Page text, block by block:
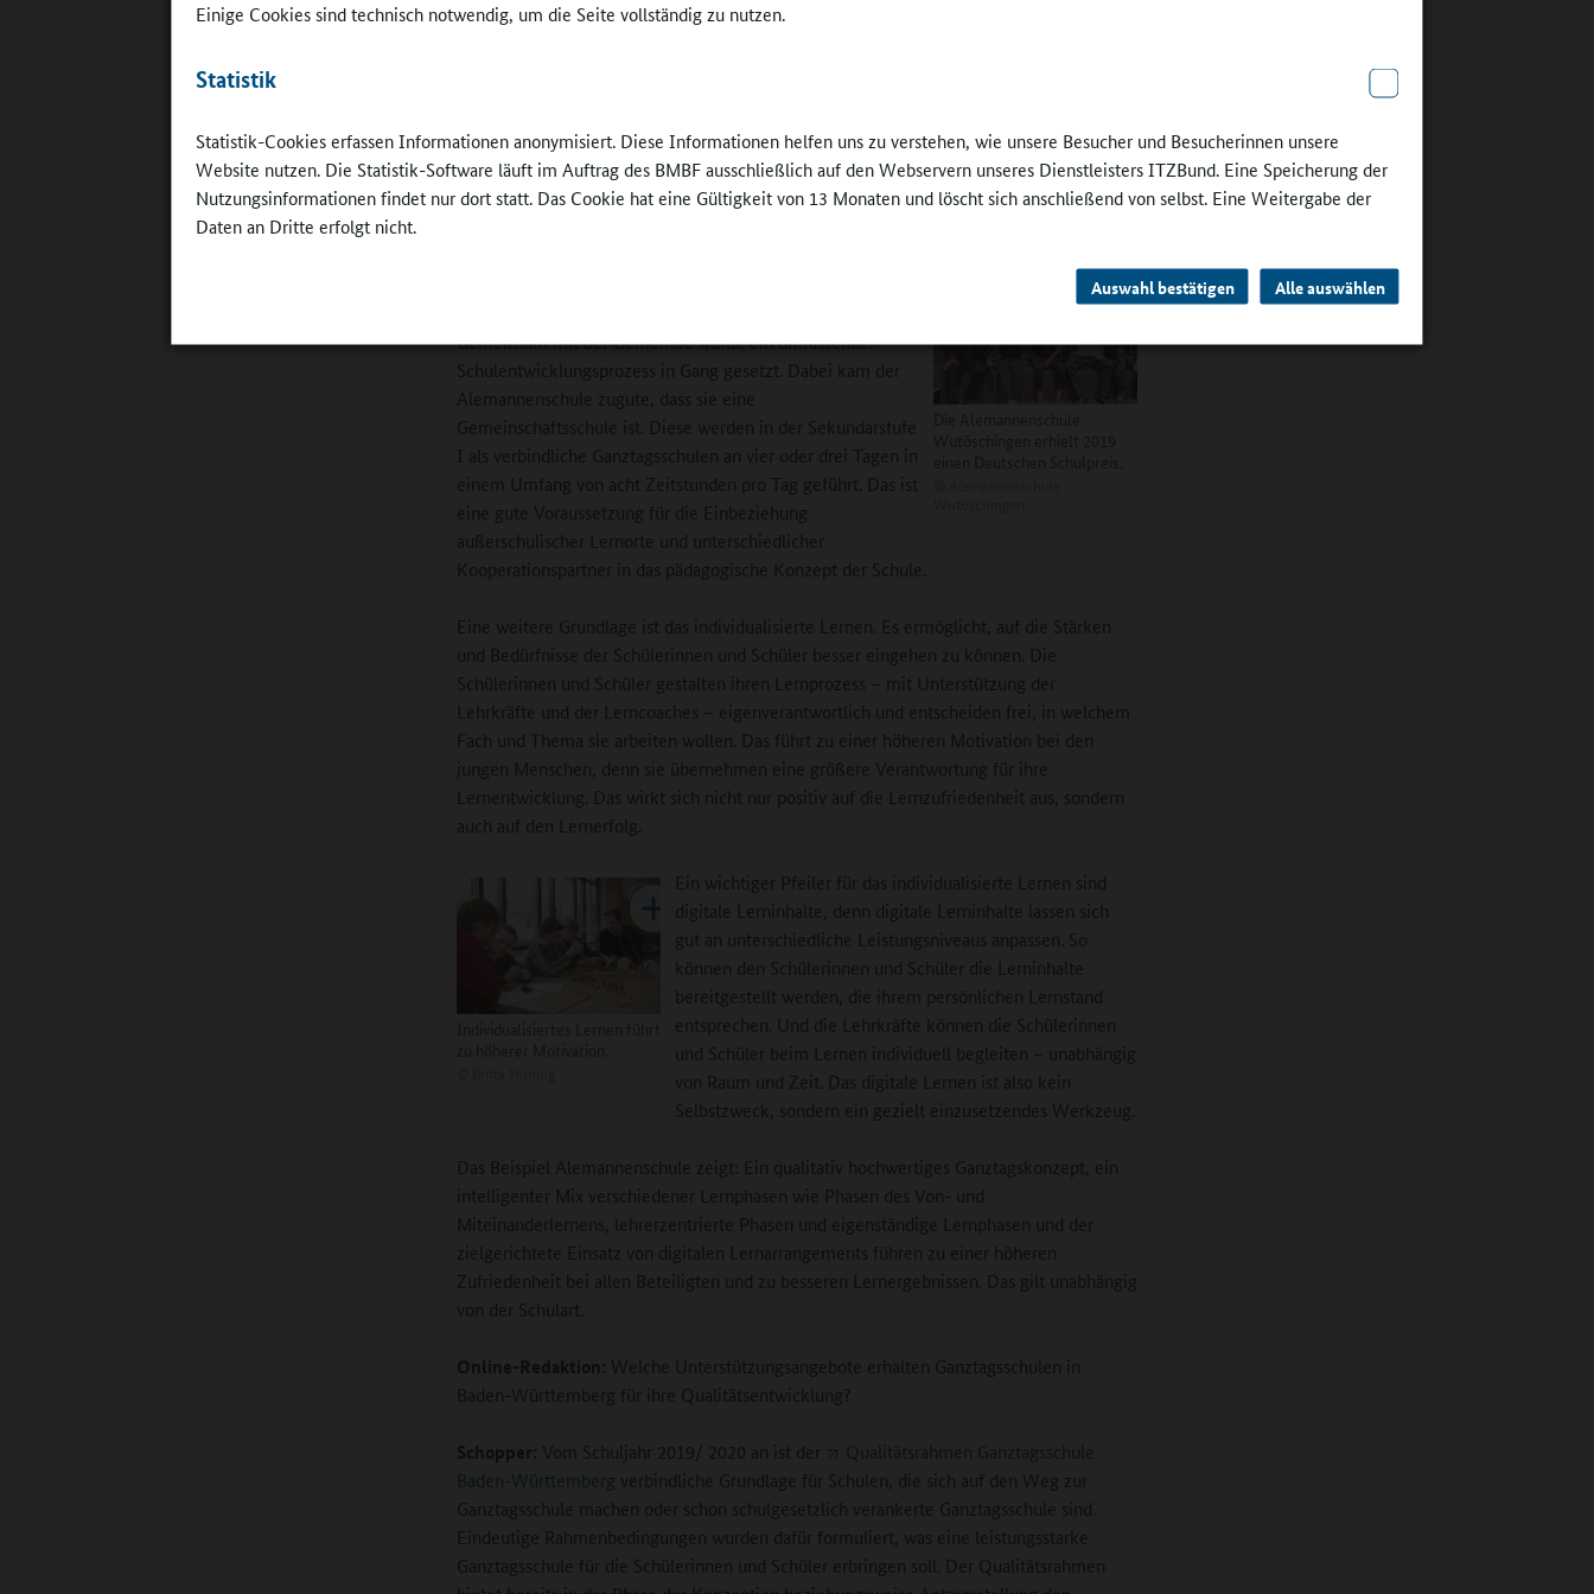
Einige Cookies sind technisch notwendig, um die Seite vollständig zu nutzen.
Statistik
Statistik-Cookies erfassen Informationen anonymisiert. Diese Informationen helfen uns zu verstehen, wie unsere Besucher und Besucherinnen unsere
Website nutzen. Die Statistik-Software läuft im Auftrag des BMBF ausschließlich auf den Webservern unseres Dienstleisters ITZBund. Eine Speicherung der
Nutzungsinformationen findet nur dort statt. Das Cookie hat eine Gültigkeit von 13 Monaten und löscht sich anschließend von selbst. Eine Weitergabe der
Daten an Dritte erfolgt nicht.
Auswahl bestätigen Alle auswählen
wertvollen Erfahrungsraum für soziales Miteinander ermöglicht. Das Betreuungsangebot
Schulpreis nach Baden-Württemberg geholt. Sie steht für individualisiertes Lernen und
digitales Lernen im Ganztag und zugleich für Leistung. Wie wichtig sind diese
Stichworte?
Gemeinsam mit der Gemeinde wurde ein umfassender
Schulentwicklungsprozess in Gang gesetzt. Dabei kam der
Alemannenschule zugute, dass sie eine
Gemeinschaftsschule ist. Diese werden in der Sekundarstufe
I als verbindliche Ganztagsschulen an vier oder drei Tagen in
einem Umfang von acht Zeitstunden pro Tag geführt. Das ist
eine gute Voraussetzung für die Einbeziehung
außerschulischer Lernorte und unterschiedlicher
Kooperationspartner in das pädagogische Konzept der Schule.
Eine weitere Grundlage ist das individualisierte Lernen. Es ermöglicht, auf die Stärken
und Bedürfnisse der Schülerinnen und Schüler besser eingehen zu können. Die
Schülerinnen und Schüler gestalten ihren Lernprozess – mit Unterstützung der
Lehrkräfte und der Lerncoaches – eigenverantwortlich und entscheiden frei, in welchem
Fach und Thema sie arbeiten wollen. Das führt zu einer höheren Motivation bei den
jungen Menschen, denn sie übernehmen eine größere Verantwortung für ihre
Lernentwicklung. Das wirkt sich nicht nur positiv auf die Lernzufriedenheit aus, sondern
auch auf den Lernerfolg.
Ein wichtiger Pfeiler für das individualisierte Lernen sind
digitale Lerninhalte, denn digitale Lerninhalte lassen sich
gut an unterschiedliche Leistungsniveaus anpassen. So
können den Schülerinnen und Schüler die Lerninhalte
bereitgestellt werden, die ihrem persönlichen Lernstand
entsprechen. Und die Lehrkräfte können die Schülerinnen
und Schüler beim Lernen individuell begleiten – unabhängig
von Raum und Zeit. Das digitale Lernen ist also kein
Selbstzweck, sondern ein gezielt einzusetzendes Werkzeug.
Das Beispiel Alemannenschule zeigt: Ein qualitativ hochwertiges Ganztagskonzept, ein
intelligenter Mix verschiedener Lernphasen wie Phasen des Von- und
Miteinanderlernens, lehrerzentrierte Phasen und eigenständige Lernphasen und der
zielgerichtete Einsatz von digitalen Lernarrangements führen zu einer höheren
Zufriedenheit bei allen Beteiligten und zu besseren Lernergebnissen. Das gilt unabhängig
von der Schulart.
Online-Redaktion: Welche Unterstützungsangebote erhalten Ganztagsschulen in
Baden-Württemberg für ihre Qualitätsentwicklung?
Schopper: Vom Schuljahr 2019/ 2020 an ist der
Qualitätsrahmen Ganztagsschule
Baden-Württemberg verbindliche Grundlage für Schulen, die sich auf den Weg zur
Ganztagsschule machen oder schon schulgesetzlich verankerte Ganztagsschule sind.
Eindeutige Rahmenbedingungen wurden dafür formuliert, was eine leistungsstarke
Ganztagsschule für die Schülerinnen und Schüler erbringen soll. Der Qualitätsrahmen